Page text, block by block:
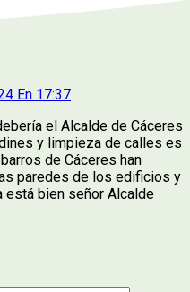
En 17:37
el Alcalde de Cáceres
y limpieza de calles es
de Cáceres han
paredes de los edificios y
está bien señor Alcalde